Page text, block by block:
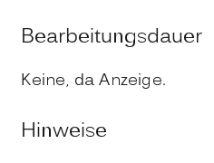
Bearbeitungsdauer
Keine, da Anzeige.
Hinweise